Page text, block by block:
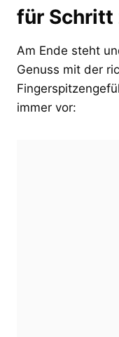
für Schritt
Am Ende steht
Genuss mit der
immer vor: